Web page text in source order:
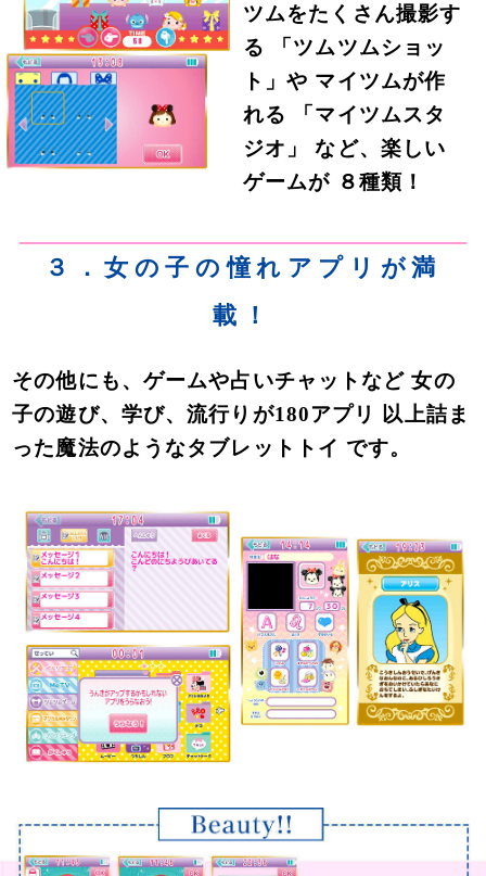
ツムをたくさん撮影す
る 「ツムツムショッ
ト」や マイツムが作
れる 「マイツムスタ
ジオ」 など、楽しい
ゲームが ８種類！
３．女の子の憧れアプリが満
載！
その他にも、ゲームや占いチャットなど 女の
子の遊び、学び、流行りが180アプリ 以上詰ま
った魔法のようなタブレットトイ です。